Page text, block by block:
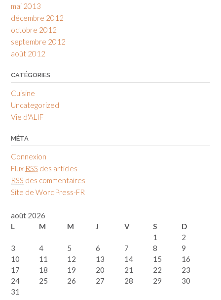
mai 2013
décembre 2012
octobre 2012
septembre 2012
août 2012
CATÉGORIES
Cuisine
Uncategorized
Vie d'ALIF
MÉTA
Connexion
Flux RSS des articles
RSS des commentaires
Site de WordPress-FR
août 2026
L
M M J V S D
1
2
3
4 5 6 7 8
9
10
11 12 13 14 15
16
17
18 19 20 21 22
23
24
25 26 27 28 29
30
31